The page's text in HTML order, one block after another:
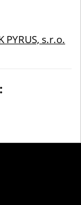
s.r.o.